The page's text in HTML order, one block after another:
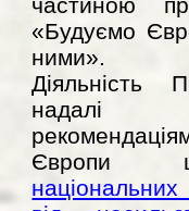
частиною
«Будуємо
ними».
Діяльність
надалі
Європи
національних